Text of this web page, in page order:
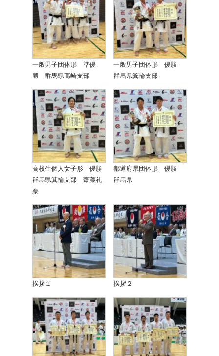
一般男子団体形 準優
勝 群馬県高崎支部
一般男子団体形 優勝
群馬県箕輪支部
高校生個人女子形 優勝
群馬県箕輪支部 齋藤礼
奈
都道府県団体形 優勝
群馬県
挨拶１ 挨拶２